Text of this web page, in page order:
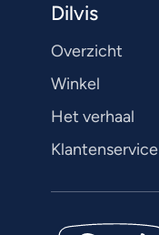
Dilvis
Overzicht
Winkel
Het verhaal
Klantenservice